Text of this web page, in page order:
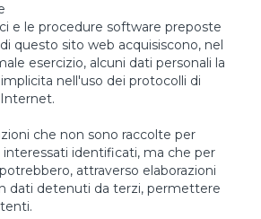
e le procedure software preposte
questo sito web acquisiscono, nel
esercizio, alcuni dati personali la
nell'uso dei protocolli di
che non sono raccolte per
interessati identificati, ma che per
attraverso elaborazioni
dati detenuti da terzi, permettere